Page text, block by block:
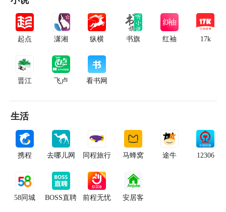
起点 潇湘 纵横 书旗 红袖 17k
晋江 飞卢 看书网
生活
携程 去哪儿网 同程旅行 马蜂窝 途牛 12306
58同城 BOSS直聘 前程无忧 安居客